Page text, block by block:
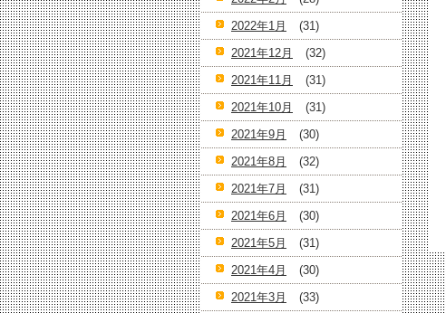
2022年1月
(31)
2021年12月
(32)
2021年11月
(31)
2021年10月
(31)
2021年9月
(30)
2021年8月
(32)
2021年7月
(31)
2021年6月
(30)
2021年5月
(31)
2021年4月
(30)
2021年3月
(33)